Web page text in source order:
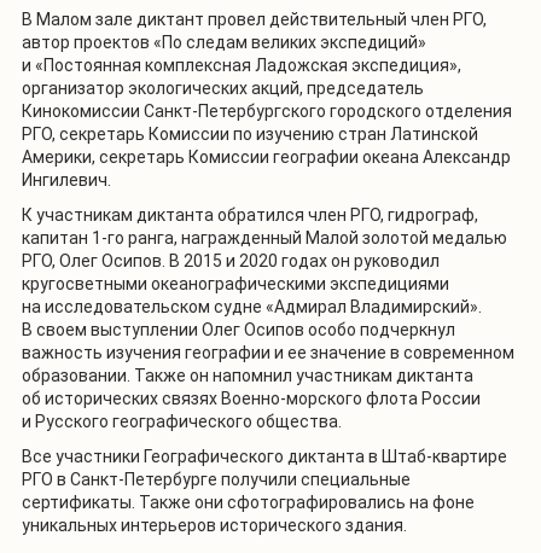
В Малом зале диктант провел действительный член РГО,
автор проектов «По следам великих экспедиций»
и «Постоянная комплексная Ладожская экспедиция»,
организатор экологических акций, председатель
Кинокомиссии Санкт-Петербургского городского отделения
РГО, секретарь Комиссии по изучению стран Латинской
Америки, секретарь Комиссии географии океана Александр
Ингилевич.
К участникам диктанта обратился член РГО, гидрограф,
капитан 1-го ранга, награжденный Малой золотой медалью
РГО, Олег Осипов. В 2015 и 2020 годах он руководил
кругосветными океанографическими экспедициями
на исследовательском судне «Адмирал Владимирский».
В своем выступлении Олег Осипов особо подчеркнул
важность изучения географии и ее значение в современном
образовании. Также он напомнил участникам диктанта
об исторических связях Военно-морского флота России
и Русского географического общества.
Все участники Географического диктанта в Штаб-квартире
РГО в Санкт-Петербурге получили специальные
сертификаты. Также они сфотографировались на фоне
уникальных интерьеров исторического здания.